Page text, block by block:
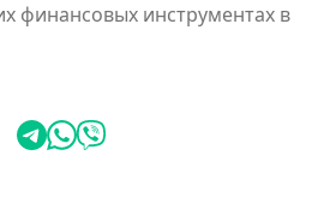
финансовых инструментах в